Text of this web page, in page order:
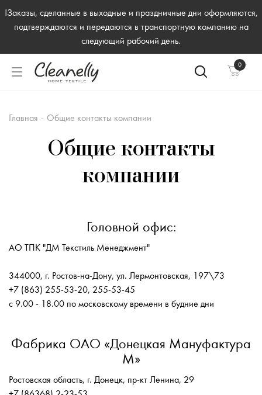
!Заказы, сделанные в выходные и праздничные дни оформляются,
подтверждаются и передаются в транспортную компанию на
следующий рабочий день.
0
Главная - Общие контакты компании
Общие контакты
компании
Головной офис:
АО ТПК "ДМ Текстиль Менеджмент"
344000, г. Ростов-на-Дону, ул. Лермонтовская, 197\73
+7 (863) 255-53-20, 255-53-45
с 9.00 - 18.00 по московскому времени в будние дни
Фабрика ОАО «Донецкая Мануфактура
М»
Ростовская область, г. Донецк, пр-кт Ленина, 29